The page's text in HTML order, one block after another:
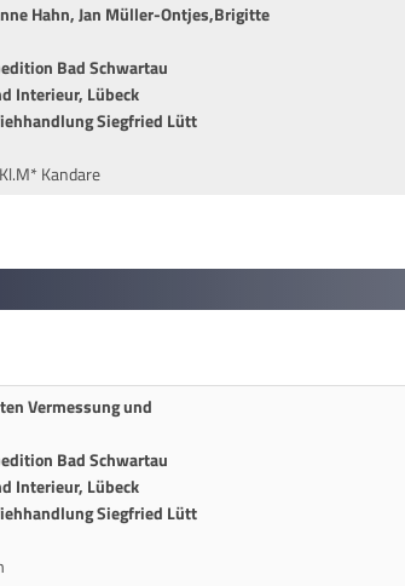
Hahn, Jan Müller-Ontjes,Brigitte
Bad Schwartau
Interieur, Lübeck
Siegfried Lütt
Kandare
Vermessung und
Bad Schwartau
Interieur, Lübeck
Siegfried Lütt